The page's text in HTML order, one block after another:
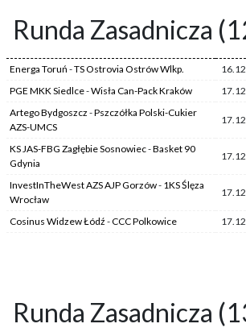
Runda Zasadnicza
Energa Toruń -TS Ostrovia Ostrów Wlkp.
PGE MKK Siedlce-Wisła Can-Pack Kraków
Artego Bydgoszcz -Pszczółka Polski-Cukier
AZS-UMCS
KS JAS-FBG Zagłębie Sosnowiec-Basket 90
Gdynia
InvestInTheWest AZS AJP Gorzów- 1KS Ślęza
Wrocław
Cosinus Widzew Łódź -CCC Polkowice
Runda Zasadnicza